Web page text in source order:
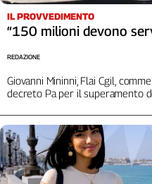
IL PROVVEDIMENTO
“150 milioni devono
Giovanni Mininni, Flai Cgil,
decreto Pa per il superamento
REDAZIONE